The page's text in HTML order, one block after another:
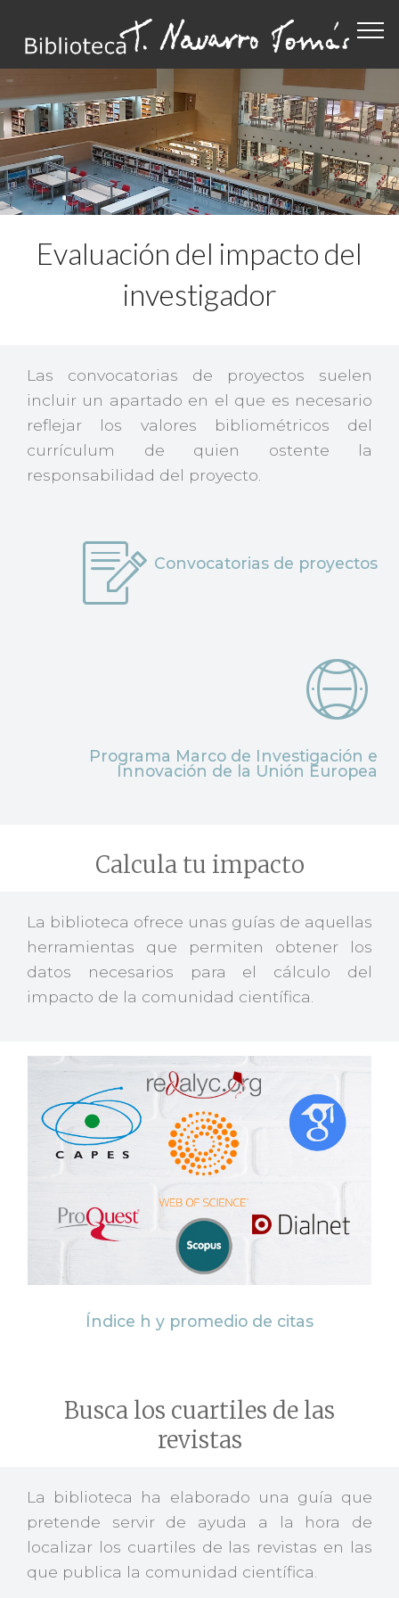
Evaluación del impacto del
investigador
Las convocatorias de proyectos suelen
incluir un apartado en el que es necesario
reflejar los valores bibliométricos del
currículum de quien ostente la
responsabilidad del proyecto.
Convocatorias de proyectos
Programa Marco de Investigación e
Innovación de la Unión Europea
Calcula tu impacto
La biblioteca ofrece unas guías de aquellas
herramientas que permiten obtener los
datos necesarios para el cálculo del
impacto de la comunidad científica.
Índice h y promedio de citas
Busca los cuartiles de las
revistas
La biblioteca ha elaborado una guía que
pretende servir de ayuda a la hora de
localizar los cuartiles de las revistas en las
que publica la comunidad científica.